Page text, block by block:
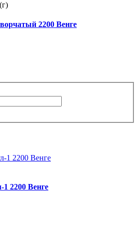
2200 Венге
2200 Венге